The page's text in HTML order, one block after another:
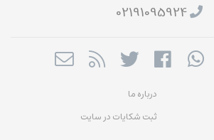
02191095924
درباره ما
ثبت شکایات در سایت